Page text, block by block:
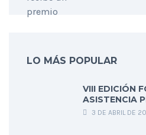
LO MÁS POPULAR
VIII EDICIÓN
ASISTENCIA
3 DE ABRIL DE